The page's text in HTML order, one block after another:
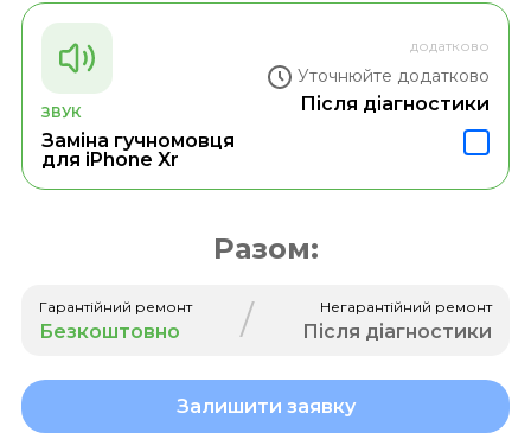
ЗВУК
Заміна гучномовця
для iPhone Xr
додатково
Уточнюйте додатково
Після діагностики
Разом:
Гарантійний ремонт
Безкоштовно / Негарантійний ремонт
Після діагностики
Залишити заявку